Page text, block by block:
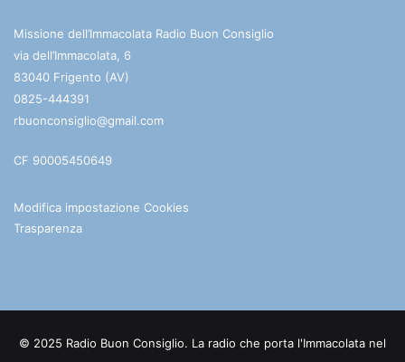
Missione dell’Immacolata Radio Buon Consiglio
via dell’Immacolata, 6
83040 Frigento (AV)
0825-444391
rbuonconsiglio@gmail.com
CF 90005450649
Modifica impostazione Cookies
Trasparenza
© 2025 Radio Buon Consiglio. La radio che porta l'Immacolata nel